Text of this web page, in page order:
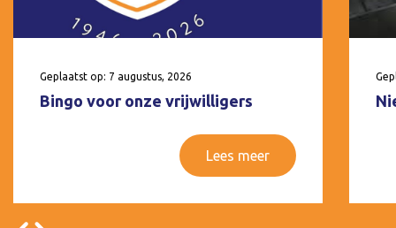
Geplaatst op: 7 augustus, 2026
Bingo voor onze vrijwilligers
Lees meer